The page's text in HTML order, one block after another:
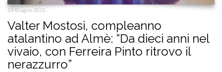
24 Giugno 2025
Valter Mostosi, compleanno
atalantino ad Almè: “Da dieci anni nel
vivaio, con Ferreira Pinto ritrovo il
nerazzurro”